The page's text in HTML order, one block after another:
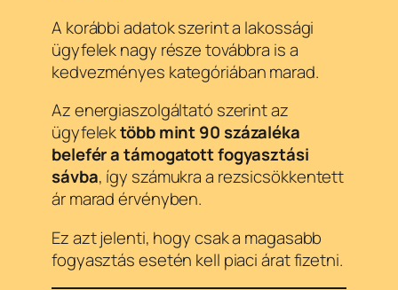
A korábbi adatok szerint a lakossági
ügyfelek nagy része továbbra is a
kedvezményes kategóriában marad.
Az energiaszolgáltató szerint az
ügyfelektöbb mint 90 százaléka
belefér a támogatott fogyasztási
sávba, így számukra a rezsicsökkentett
ár marad érvényben.
Ez azt jelenti, hogy csak a magasabb
fogyasztás esetén kell piaci árat fizetni.